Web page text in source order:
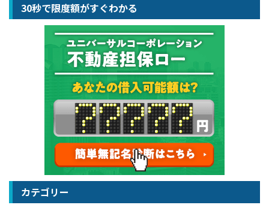
30秒で限度額がすぐわかる
カテゴリー